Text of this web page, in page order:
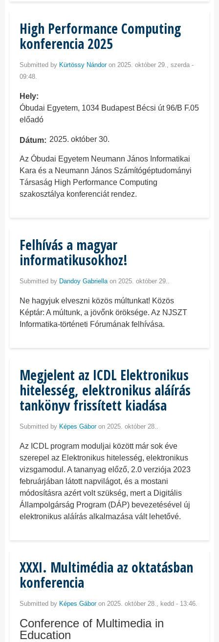
High Performance Computing
konferencia 2025
Submitted by Kürtössy Nándoron 2025. október 29., szerda -
09:48.
Hely
Óbudai Egyetem, 1034 Budapest Bécsi út 96/B F.05
előadó
Dátum 2025. október 30.
Az Óbudai Egyetem Neumann János Informatikai
Kara és a Neumann János Számítógéptudományi
Társaság High Performance Computing
szakosztálya konferenciát rendez.
Felhívás a magyar
informatikusokhoz!
Submitted by Dandoy Gabriellaon 2025. október 29..
Ne hagyjuk elveszni közös múltunkat! Közös
Képtár: A múltunk, a jövőnk öröksége. Az NJSZT
Informatika-történeti Fórumának felhívása.
Megjelent az ICDL Elektronikus
hitelesség, elektronikus aláírás
tankönyv frissített kiadása
Submitted by Képes Gáboron 2025. október 28..
Az ICDL program moduljai között már sok éve
szerepel az Elektronikus hitelesség, elektronikus
vizsgamodul. A tananyag előző, 2.0 verziója 2023
februárjában látott napvilágot, és a mostani
módosításra azért volt szükség, mert a Digitális
Állampolgárság Program (DÁP) bevezetésével új
elektronikus aláírás alkalmazása vált lehetővé.
XXXI. Multimédia az oktatásban
konferencia
Submitted by Képes Gáboron 2025. október 28., kedd - 13:46.
Conference of Multimedia in
Education